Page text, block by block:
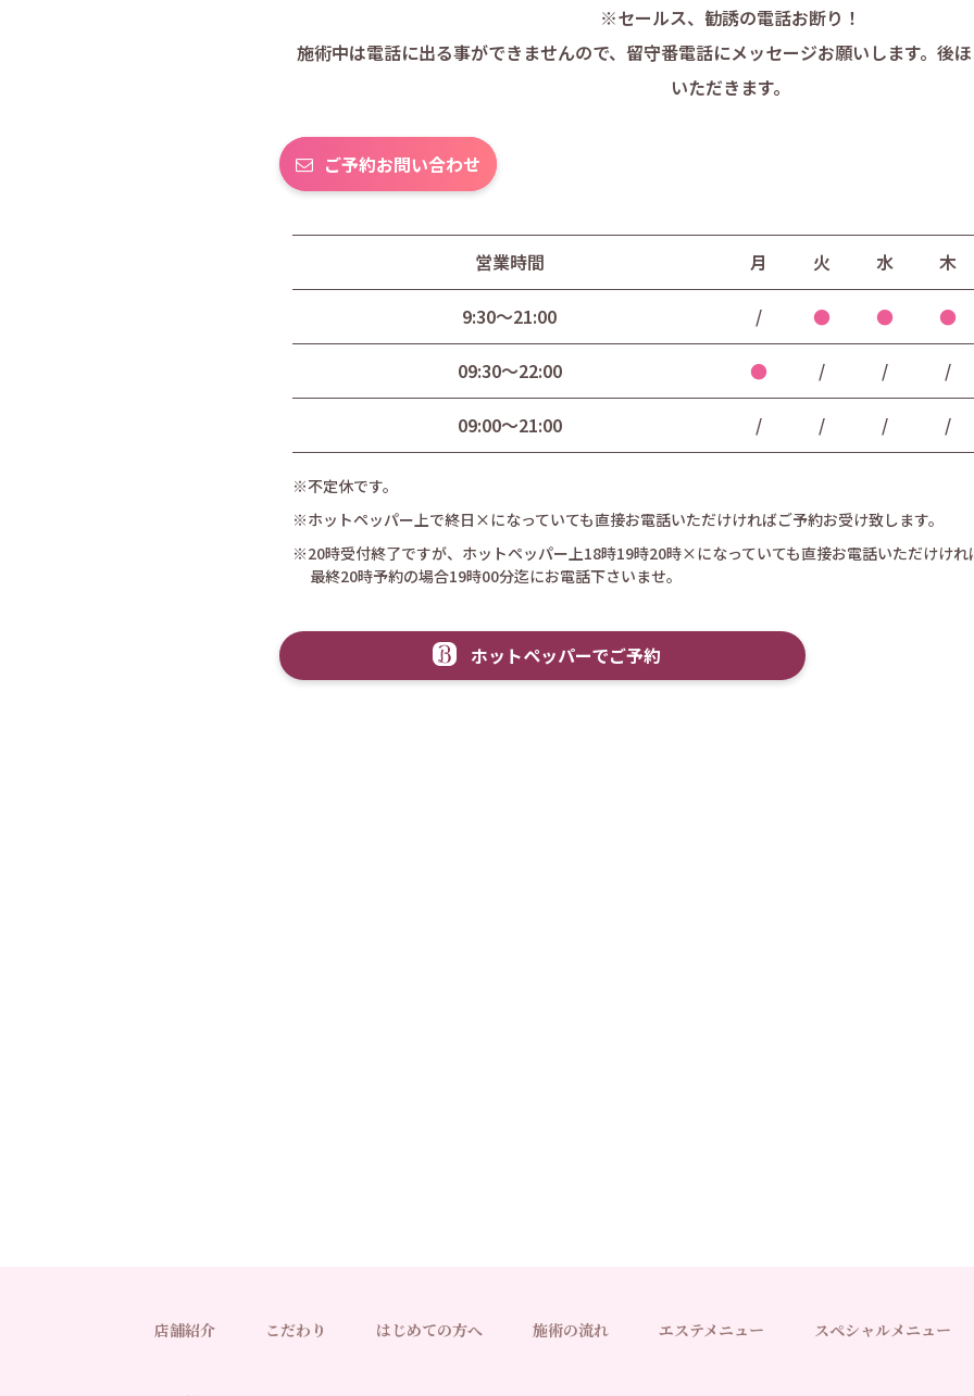
※セールス、勧誘の電話お断り！
施術中は電話に出る事ができませんので、留守番電話にメッセージお願いします。後
いただきます。
ご予約お問い合わせ
営業時間 月 火 水 木
9:30〜21:00 / ● ● ●
09:30〜22:00 ● / / /
09:00〜21:00 / / / /
※不定休です。
※ホットペッパー上で終日×になっていても直接お電話いただけければご予約お受け致します。
※20時受付終了ですが、ホットペッパー上18時19時20時×になっていても直接お電話いただけけれ
最終20時予約の場合19時00分迄にお電話下さいませ。
ホットペッパーでご予約
店舗紹介 こだわり はじめての方へ 施術の流れ エステメニュー スペシャルメニュー